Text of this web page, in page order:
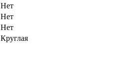
Нет
Нет
Нет
Круглая